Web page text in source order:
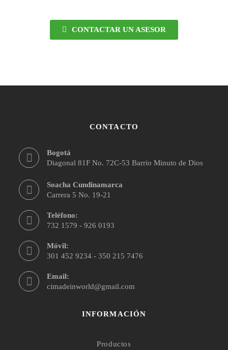
CONTACTAR UN ASESOR
CONTACTO
Bogotá
Diagonal 81F No. 72C-53 Barrio Minuto de Dios
Soacha Cundinamarca
Carrera 5 No. 19-21
Teléfono:
732 1579 - 926 0193
Móvil:
301 452 9234 - 350 215 7476
Email:
cimadeinworld@gmail.com
INFORMACIÓN
Productos